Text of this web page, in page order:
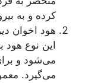
کرده و به
این نوع
می‌شود و
می‌گیرد.